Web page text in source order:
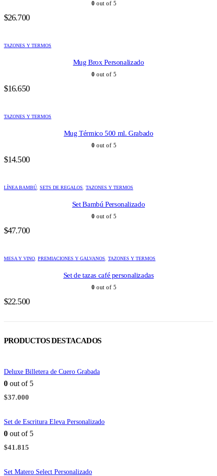
0 out of 5
$26.700
TAZONES Y TERMOS
Mug Brox Personalizado
0 out of 5
$16.650
TAZONES Y TERMOS
Mug Térmico 500 ml. Grabado
0 out of 5
$14.500
LÍNEA BAMBÚ SETS DE REGALOS TAZONES Y TERMOS
Set Bambú Personalizado
0 out of 5
$47.700
MESA Y VINO PREMIACIONES Y GALVANOS TAZONES Y TERMOS
Set de tazas café personalizadas
0 out of 5
$22.500
PRODUCTOS DESTACADOS
Deluxe Billetera de Cuero Grabada
0 out of 5
$37.000
Set de Escritura Eleva Personalizado
0 out of 5
$41.815
Set Matero Select Personalizado